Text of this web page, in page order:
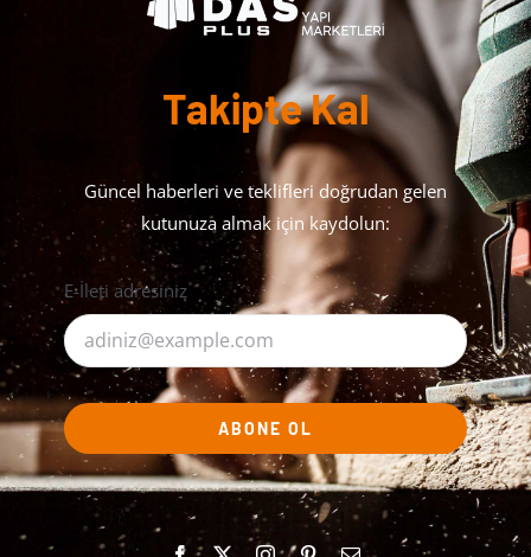
Takipte Kal
Güncel haberleri ve teklifleri doğrudan gelen
kutunuza almak için kaydolun:
E-İleti adresiniz
ABONE OL